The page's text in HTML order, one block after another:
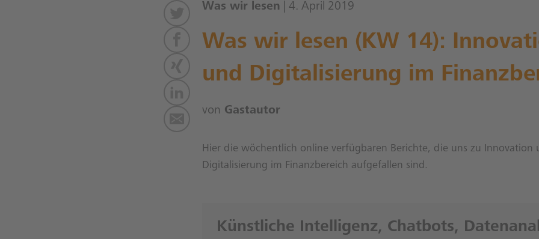
Was wir lesen | 4. April 2019
Was wir lesen (KW 14):
und Digitalisierung im
von Gastautor
Hier die wöchentlich online verfügbaren Berichte, die uns zu Innovation
Digitalisierung im Finanzbereich aufgefallen sind.
Künstliche Intelligenz, Chatbots,